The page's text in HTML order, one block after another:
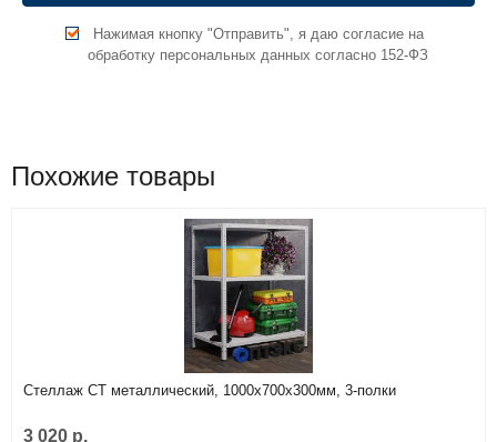
Нажимая кнопку "Отправить", я даю согласие на
обработку персональных данных согласно 152-ФЗ
Похожие товары
Стеллаж СТ металлический, 1000х700х300мм, 3-полки
3 020 р.